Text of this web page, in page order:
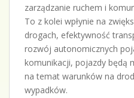
zarządzanie ruchem i
To z kolei wpłynie na
drogach, efektywność
rozwój autonomicznych
komunikacji, pojazdy będą
na temat warunków na
wypadków.